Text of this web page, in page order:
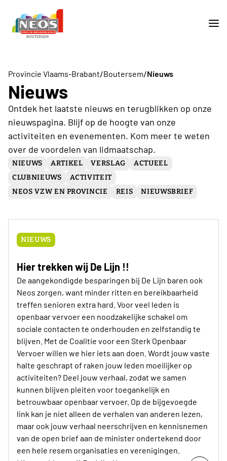
Provincie Vlaams-Brabant/Boutersem/Nieuws
Nieuws
Ontdek het laatste nieuws en terugblikken op onze
nieuwspagina. Blijf op de hoogte van onze
activiteiten en evenementen. Kom meer te weten
over de voordelen van lidmaatschap.
NIEUWS ARTIKEL VERSLAG
ACTUEEL
CLUBNIEUWS
ACTIVITEIT
NEOS VZW EN PROVINCIE
REIS NIEUWSBRIEF
NIEUWS
Hier trekken wij De Lijn !!
De aangekondigde besparingen bij De Lijn baren ook
Neos zorgen, want minder ritten en bereikbaarheid
treffen senioren extra hard. Voor veel leden is
openbaar vervoer een noodzakelijke schakel om
sociale contacten te onderhouden en zelfstandig te
blijven. Met de Coalitie voor een Sterk Openbaar
Vervoer willen we hier iets aan doen. Wordt jouw vaste
halte geschrapt of raken jouw leden moeilijker op
activiteiten? Deel jouw verhaal, zodat we samen
kunnen blijven pleiten voor toegankelijk en
betrouwbaar openbaar vervoer. Op de bijgevoegde
link kan je niet alleen de verhalen van anderen lezen,
maar ook jouw verhaal neerschrijven en kennisnemen
van de open brief aan de minister ondertekend door
een hele resem organisaties en verenigingen.